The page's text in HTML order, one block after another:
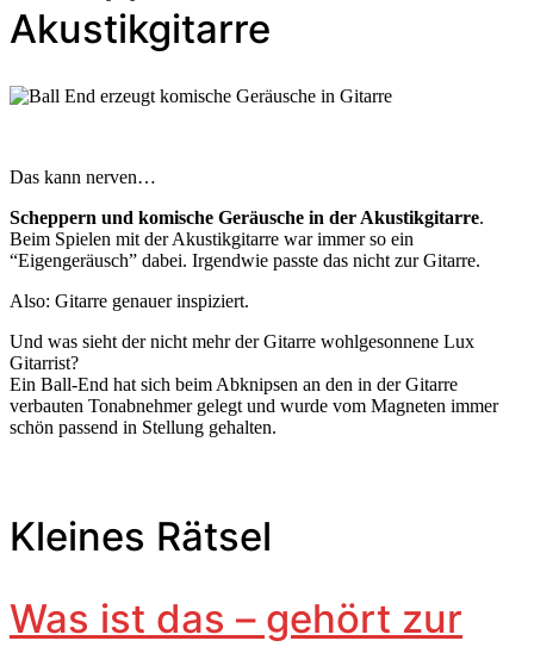
Akustikgitarre
Das kann nerven…
Scheppern und komische Geräusche in der Akustikgitarre.
Beim Spielen mit der Akustikgitarre war immer so ein
“Eigengeräusch” dabei. Irgendwie passte das nicht zur Gitarre.
Also: Gitarre genauer inspiziert.
Und was sieht der nicht mehr der Gitarre wohlgesonnene Lux
Gitarrist?
Ein Ball-End hat sich beim Abknipsen an den in der Gitarre
verbauten Tonabnehmer gelegt und wurde vom Magneten immer
schön passend in Stellung gehalten.
Kleines Rätsel
Was ist das – gehört zur